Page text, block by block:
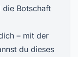
die Botschaft
– mit der
du dieses